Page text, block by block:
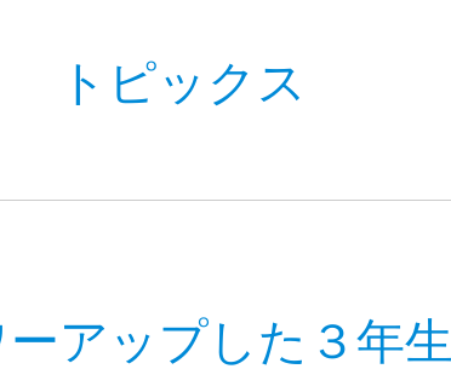
トピックス
アップした３年生